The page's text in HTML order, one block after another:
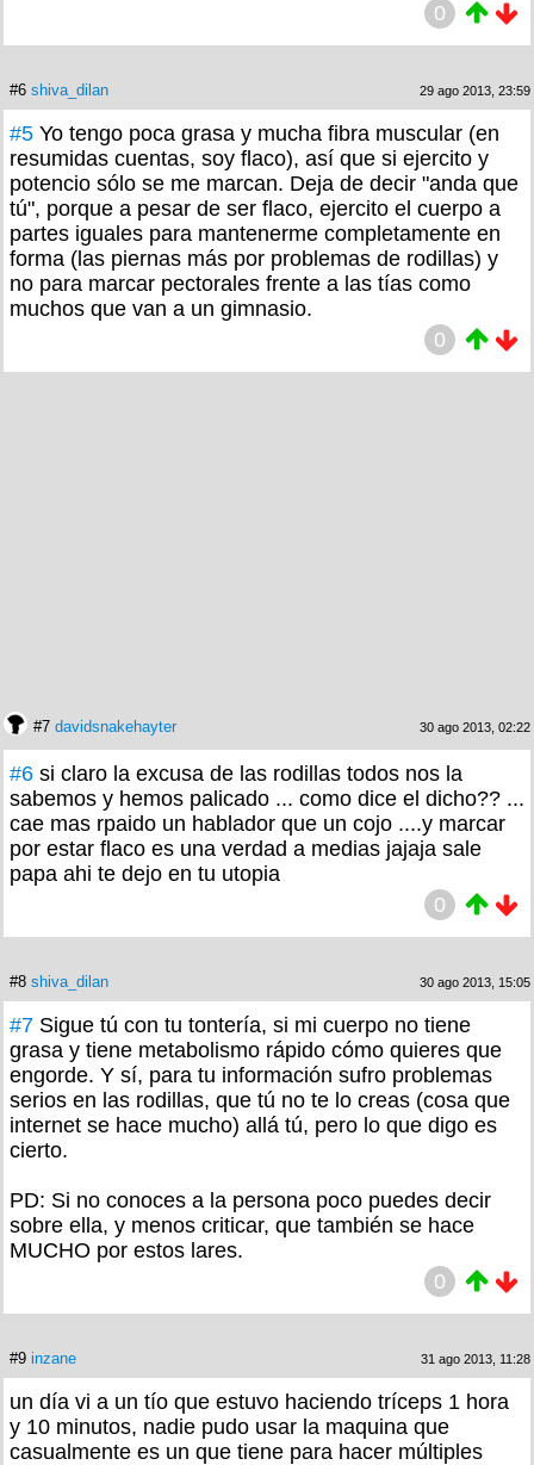
0
#6 shiva_dilan 29 ago 2013, 23:59
#5 Yo tengo poca grasa y mucha fibra muscular (en
resumidas cuentas, soy flaco), así que si ejercito y
potencio sólo se me marcan. Deja de decir "anda que
tú", porque a pesar de ser flaco, ejercito el cuerpo a
partes iguales para mantenerme completamente en
forma (las piernas más por problemas de rodillas) y
no para marcar pectorales frente a las tías como
muchos que van a un gimnasio.
0
#7 davidsnakehayter 30 ago 2013, 02:22
#6 si claro la excusa de las rodillas todos nos la
sabemos y hemos palicado ... como dice el dicho?? ...
cae mas rpaido un hablador que un cojo ....y marcar
por estar flaco es una verdad a medias jajaja sale
papa ahi te dejo en tu utopia
0
#8 shiva_dilan 30 ago 2013, 15:05
#7 Sigue tú con tu tontería, si mi cuerpo no tiene
grasa y tiene metabolismo rápido cómo quieres que
engorde. Y sí, para tu información sufro problemas
serios en las rodillas, que tú no te lo creas (cosa que
internet se hace mucho) allá tú, pero lo que digo es
cierto.
PD: Si no conoces a la persona poco puedes decir
sobre ella, y menos criticar, que también se hace
MUCHO por estos lares.
0
#9 inzane 31 ago 2013, 11:28
un día vi a un tío que estuvo haciendo tríceps 1 hora
y 10 minutos, nadie pudo usar la maquina que
casualmente es un que tiene para hacer múltiples